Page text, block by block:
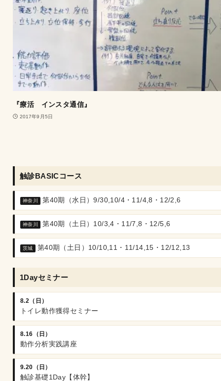
『療活 インスタ通信』
2017年9月5日
触診BASICコース
神奈川 第40期（水日）9/30,10/4・11/4,8・12/2,6
神奈川 第40期（土日）10/3,4・11/7,8・12/5,6
茨城 第40期（土日）10/10,11・11/14,15・12/12,13
1Dayセミナー
8.2（日）
トイレ動作獲得セミナー
8.16（日）
動作分析実践講座
9.20（日）
触診基礎1Day【体幹】